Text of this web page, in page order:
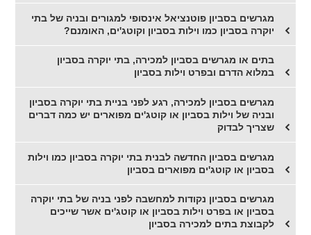
מגרשים בסביון פוטנציאל אינסופי למגורים ובניה של בתי
יוקרה בסביון כמו וילות בסביון וקוטג'ים, האומנם?
בתים או מגרשים בסביון למכירה, בתי יוקרה בסביון
במלוא הדרם ובפרט וילות בסביון
מגרשים בסביון למכירה, רגע לפני בניית בתי יוקרה בסביון
ובניה של וילות בסביון או קוטג'ים מפוארים יש כמה דברים
שצריך לבדוק
מגרשים בסביון החדשה לבנית בתי יוקרה בסביון כמו וילות
בסביון או קוטג'ים מפוארים בסביון
מגרשים בסביון נקודות למחשבה לפני בניה של בתי יוקרה
בסביון או בפרט וילות בסביון או קוטג'ים אשר שייכים
לקבוצת בתים למכירה בסביון